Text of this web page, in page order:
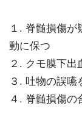
１. 脊髄損傷が
動に保つ
２. クモ膜下出
３. 吐物の誤嚥
４. 脊髄損傷の